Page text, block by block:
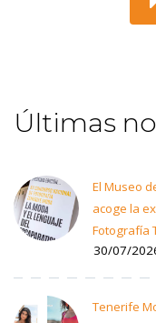
Últimas
El Museo
acoge la
Fotografía
30/07/
Tenerife